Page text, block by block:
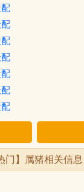
门】属猪相关信息